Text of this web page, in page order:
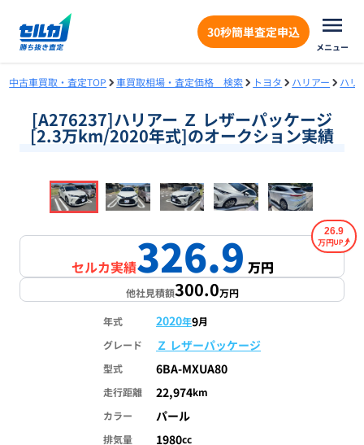
30秒簡単査定申込
メニュー
中古車買取・査定TOP 車買取相場・査定価格 検索 トヨタ ハリアー ハリ
[A276237]ハリアー Ｚ レザーパッケージ
[2.3万km/2020年式]のオークション実績
1/18
セルカ実績326.9万円
26.9
万円
他社見積額300.0万円
年式 2020年9月
グレード
Ｚ レザーパッケージ
型式 6BA-MXUA80
走行距離 22,974km
カラー
パール
排気量 1980cc